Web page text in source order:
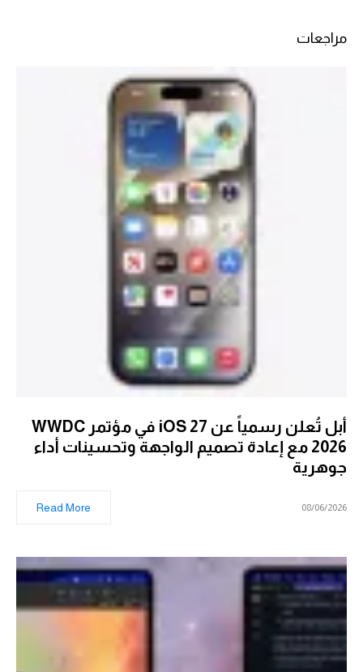
مراجعات
أبل تُعلن رسمياً عن iOS 27 في مؤتمر WWDC
2026 مع إعادة تصميم الواجهة وتحسينات أداء
جوهرية
08/06/2026
Read More